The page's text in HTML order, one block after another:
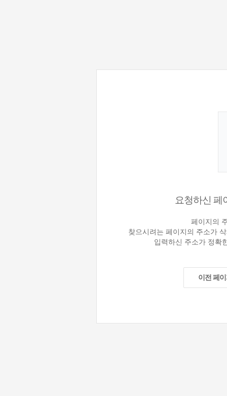
요청하신 페
페이지의
찾으시려는 페이지의 주소가
입력하신 주소가 정확
이전 페